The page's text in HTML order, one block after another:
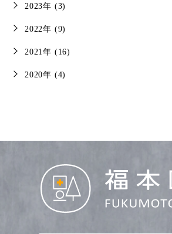
2023年 (3)
2022年 (9)
2021年 (16)
2020年 (4)